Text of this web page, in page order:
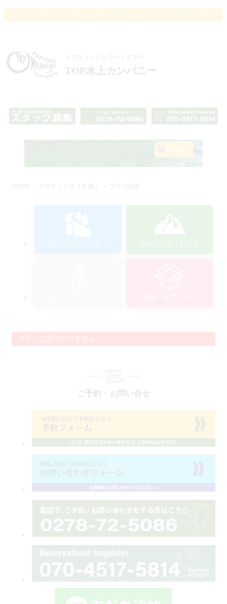
ラフティングとキャニオニング みなかみのアウトドアならTOP水上
ラフティングとアウトドアの
TOP水上カンパニー
English
HOME アクティビティを選ぶ ＞ プラン詳細
プランは見つかりません。
ご予約・お問い合せ